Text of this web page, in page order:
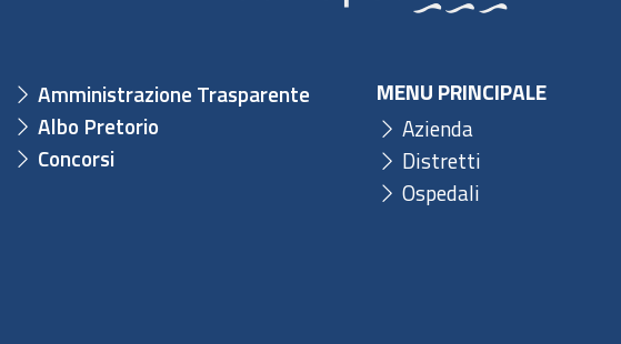
Amministrazione Trasparente
Albo Pretorio
Concorsi
MENU PRINCIPALE
Azienda
Distretti
Ospedali